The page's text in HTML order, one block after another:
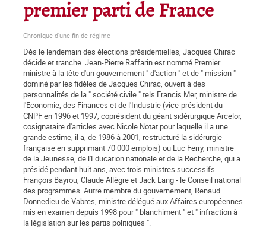
premier parti de France
Chronique d'une fin de régime
Dès le lendemain des élections présidentielles, Jacques Chirac
décide et tranche. Jean-Pierre Raffarin est nommé Premier
ministre à la tête d'un gouvernement " d'action " et de " mission "
dominé par les fidèles de Jacques Chirac, ouvert à des
personnalités de la " société civile " tels Francis Mer, ministre de
l'Economie, des Finances et de l'Industrie (vice-président du
CNPF en 1996 et 1997, coprésident du géant sidérurgique Arcelor,
cosignataire d'articles avec Nicole Notat pour laquelle il a une
grande estime, il a, de 1986 à 2001, restructuré la sidérurgie
française en supprimant 70 000 emplois) ou Luc Ferry, ministre
de la Jeunesse, de l'Education nationale et de la Recherche, qui a
présidé pendant huit ans, avec trois ministres successifs -
François Bayrou, Claude Allègre et Jack Lang - le Conseil national
des programmes. Autre membre du gouvernement, Renaud
Donnedieu de Vabres, ministre délégué aux Affaires européennes
mis en examen depuis 1998 pour " blanchiment " et " infraction à
la législation sur les partis politiques ".